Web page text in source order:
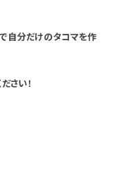
自分だけのタコマを作
さい！